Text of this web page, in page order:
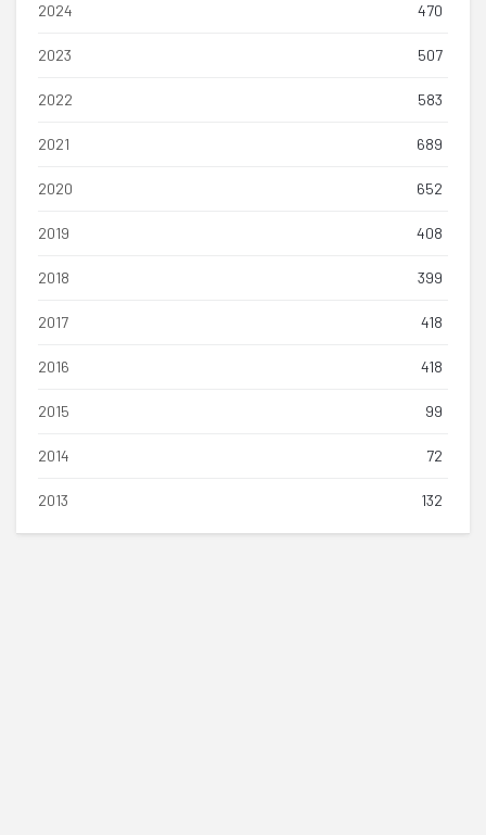
2024 470
2023 507
2022 583
2021 689
2020 652
2019 408
2018 399
2017 418
2016 418
2015 99
2014 72
2013 132